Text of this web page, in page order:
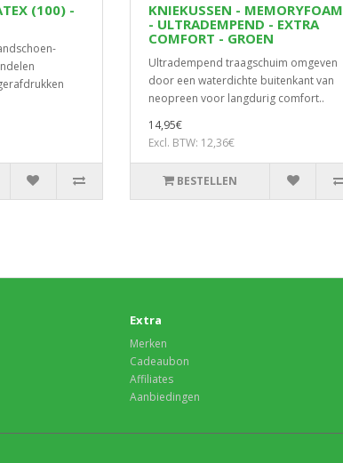
(100) -
KNIEKUSSEN - MEMORYFOAM
- ULTRADEMPEND - EXTRA
COMFORT - GROEN
Ultradempend traagschuim omgeven
door een waterdichte buitenkant van
neopreen voor langdurig comfort..
14,95€
Excl. BTW: 12,36€
BESTELLEN
Extra
Merken
Cadeaubon
Affiliates
Aanbiedingen